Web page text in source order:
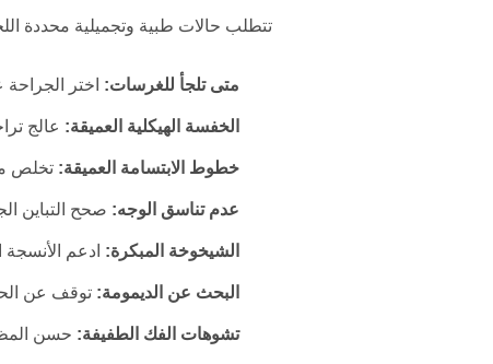
تتطلب حالات طبية وتجميلية محددة
متى تلجأ للغرسات: اختر
الخفسة الهيكلية العميقة: عالج
خطوط الابتسامة العميقة: تخلص
عدم تناسق الوجه: صحح التباين
الشيخوخة المبكرة: ادعم
البحث عن الديمومة: توقف عن
تشوهات الفك الطفيفة: حسن